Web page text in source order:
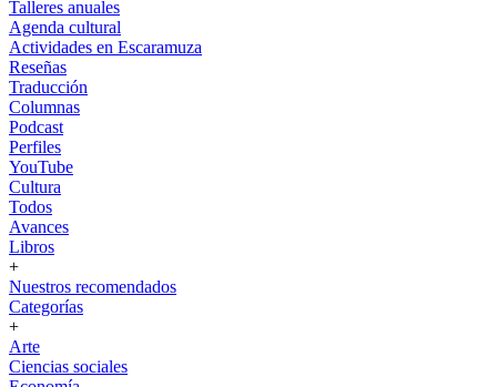
Talleres anuales
Agenda cultural
Actividades en Escaramuza
Reseñas
Traducción
Columnas
Podcast
Perfiles
YouTube
Cultura
Todos
Avances
Libros
+
Nuestros recomendados
Categorías
+
Arte
Ciencias sociales